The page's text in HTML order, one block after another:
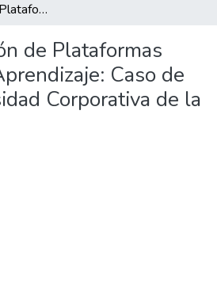
Implementación de Plataformas Virtuales de Aprendizaje: Caso de Éxito “Universidad Corporativa de la ACP”
de Plataformas
Caso de
Corporativa de la